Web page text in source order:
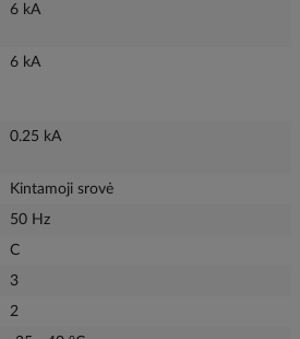
6 kA
6 kA
0.25 kA
Kintamoji srovė
50 Hz
C
3
2